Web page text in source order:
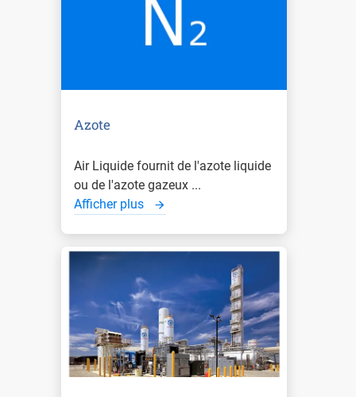
Azote
Air Liquide fournit de l'azote liquide
ou de l'azote gazeux ...
Afficher plus